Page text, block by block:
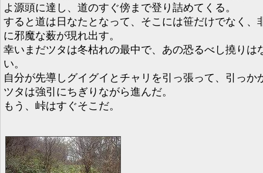
よ源頭に達し、道のすぐ傍まで登り詰めてくる。
すると道は日なたとなって、そこには笹だけでなく、
に邪魔な薮が現れ出す。
幸いまだツタは冬枯れの最中で、あの恐るべし撓りは
い。
自分が先導しグイグイとチャリを引っ張って、引っか
ツタは強引にちぎりながら進んだ。
もう、峠はすぐそこだ。